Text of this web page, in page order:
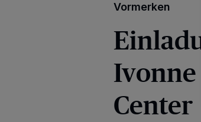
Vormerken
Center